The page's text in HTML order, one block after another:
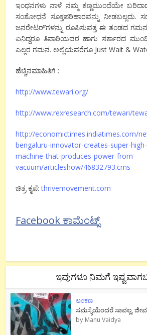
ಇಂಧನಗಳು ನಾಳೆ ನಮ್ಮ ಕಣ್ಣಮುಂದೆಯೇ
ಸಂಶೋಧನೆ ಸೂಕ್ತಪರಿಹಾರವನ್ನು ನೀಡಬಲ್ಲದು.
ಜನರೇಟರ್’ಗಳನ್ನು ರೂಪಿಸುವತ್ತ ಈ ತಂಡದ ಗಮನ
ಏನಿದ್ದರೂ ತಿವಾರಿಯವರ ಹಾಗು ಸರ್ಕಾರದ
ಎಲ್ಲರ ಗಮನ. ಅಲ್ಲಿಯವರೆಗೂ Just Wait &
ಹೆಚ್ಚಿನಮಾಹಿತಿಗೆ :
http://www.tewari.org/
http://www.rexresearch.com/tewari/
http://economictimes.indiatimes.com/
bengaluru-innovator-creates-super-
machine-that-produces-power-from-
vacuum/articleshow/46832793.cms
ಚಿತ್ರ ಕೃಪೆ:thrivemovement.com
Facebook ಕಾಮೆಂಟ್ಸ್
ಇವುಗಳೂ ನಿಮಗೆ
ಅಂಕಣ
ಸಮಸ್ಯೆಯೆಂದರೆ ಸಾವಲ್ಲ,
by Manu Vaidya